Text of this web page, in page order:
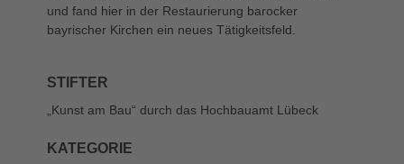
und fand hier in der Restaurierung barocker
bayrischer Kirchen ein neues Tätigkeitsfeld.
STIFTER
„Kunst am Bau“ durch das Hochbauamt Lübeck
KATEGORIE